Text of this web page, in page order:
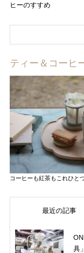
ヒーのすすめ
ティー＆コーヒ
コーヒーも紅茶もこれひと
最近の記事
具